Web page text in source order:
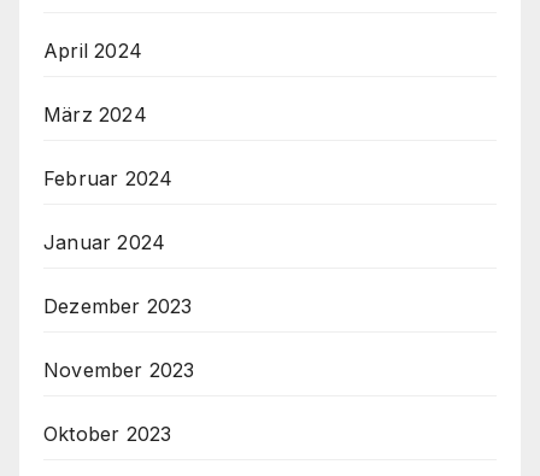
April 2024
März 2024
Februar 2024
Januar 2024
Dezember 2023
November 2023
Oktober 2023